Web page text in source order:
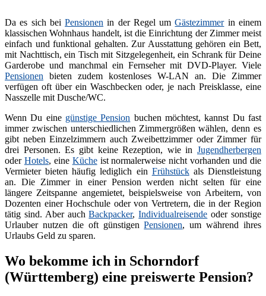
Da es sich beiPensionen in der Regel umGästezimmerin einem
klassischen Wohnhaus handelt, ist die Einrichtung der Zimmer meist
einfach und funktional gehalten. Zur Ausstattung gehören ein Bett,
mit Nachttisch, ein Tisch mit Sitzgelegenheit, ein Schrank für Deine
Garderobe und manchmal ein Fernseher mit DVD-Player. Viele
Pensionen bieten zudem kostenloses W-LAN an. Die Zimmer
verfügen oft über ein Waschbecken oder, je nach Preisklasse, eine
Nasszelle mit Dusche/WC.
Wenn Du eine günstige Pension buchen möchtest, kannst Du fast
immer zwischen unterschiedlichen Zimmergrößen wählen, denn es
gibt neben Einzelzimmern auch Zweibettzimmer oder Zimmer für
drei Personen. Es gibt keine Rezeption, wie in Jugendherbergen
oder Hotels, eine Kücheist normalerweise nicht vorhanden und die
Vermieter bieten häufig lediglich ein Frühstückals Dienstleistung
an. Die Zimmer in einer Pension werden nicht selten für eine
längere Zeitspanne angemietet, beispielsweise von Arbeitern, von
Dozenten einer Hochschule oder von Vertretern, die in der Region
tätig sind. Aber auchBackpacker,Individualreisende oder sonstige
Urlauber nutzen die oft günstigenPensionen, um während ihres
Urlaubs Geld zu sparen.
Wo bekomme ich in Schorndorf
(Württemberg) eine preiswerte Pension?